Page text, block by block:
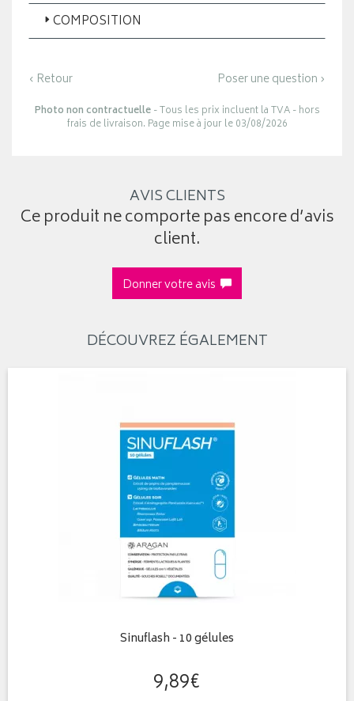
COMPOSITION
‹ Retour Poser une question ›
Photo non contractuelle- Tous les prix incluent la TVA - hors
frais de livraison. Page mise à jour le 03/08/2026
AVIS CLIENTS
Ce produit ne comporte pas encore d’avis
client.
Donner votre avis
DÉCOUVREZ ÉGALEMENT
Sinuflash - 10 gélules
9,89€